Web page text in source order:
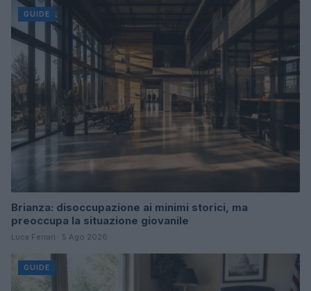
GUIDE
Brianza: disoccupazione ai minimi storici, ma
preoccupa la situazione giovanile
Luca Ferrari · 5 Ago 2026
GUIDE